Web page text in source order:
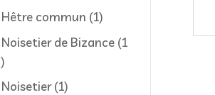
Hêtre commun 11
produit
Noisetier de Bizance 1
1
produit
Noisetier 11